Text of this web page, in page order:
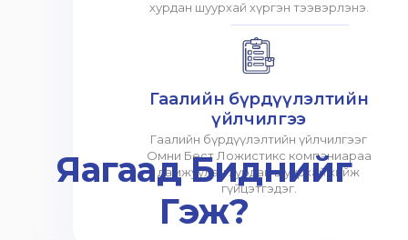
хурдан шуурхай хүргэн тээвэрлэнэ.
Гаалийн бүрдүүлэлтийн
үйлчилгээ
Гаалийн бүрдүүлэлтийн үйлчилгээг
Омни Бест Ложистикс компаниараа
дамжуулан хурдан шуурхай хийж
гүйцэтгэдэг.
Яагаад Биднийг
Гэж?